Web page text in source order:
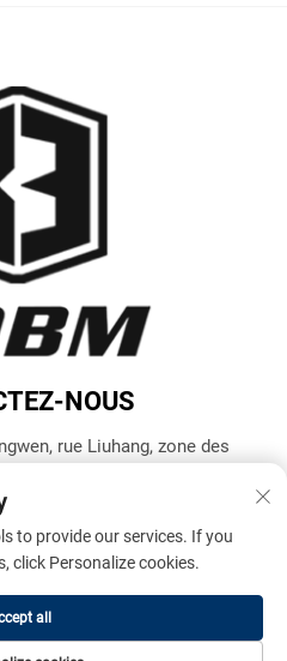
NOUS
rue Liuhang, zone des
Benma Engineering Machinery
-Politique de confidentialité
to provide our services. If you
click Personalize cookies.
all